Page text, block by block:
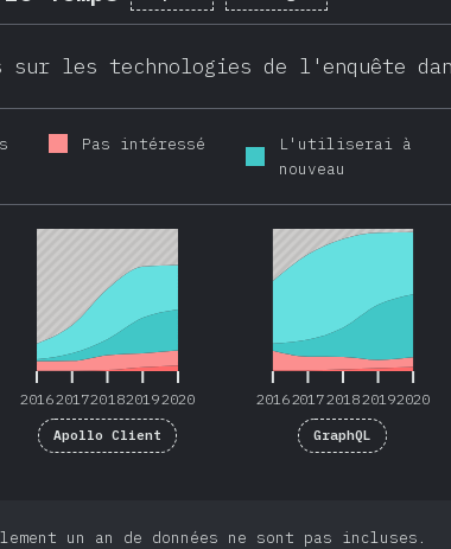
sur les technologies de l'enquête
Pas intéressé
L'utiliserai à
nouveau
20162017201820192020
20162017201820192020
Apollo Client
20162017201820192020
20162017201820192020
GraphQL
un an de données ne sont pas incluses.